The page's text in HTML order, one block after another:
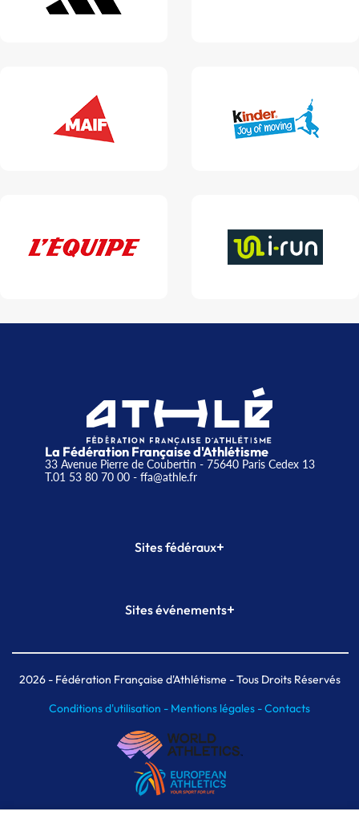
La Fédération Française d'Athlétisme
33 Avenue Pierre de Coubertin - 75640 Paris Cedex 13
T.01 53 80 70 00- ffa@athle.fr
Sites fédéraux+
Plateforme Formation
Sites événements+
Meeting de Paris indoor
MAIF Ekiden de Paris
2026- Fédération Française d'Athlétisme - Tous Droits Réservés
Conditions d'utilisation - Mentions légales -Contacts